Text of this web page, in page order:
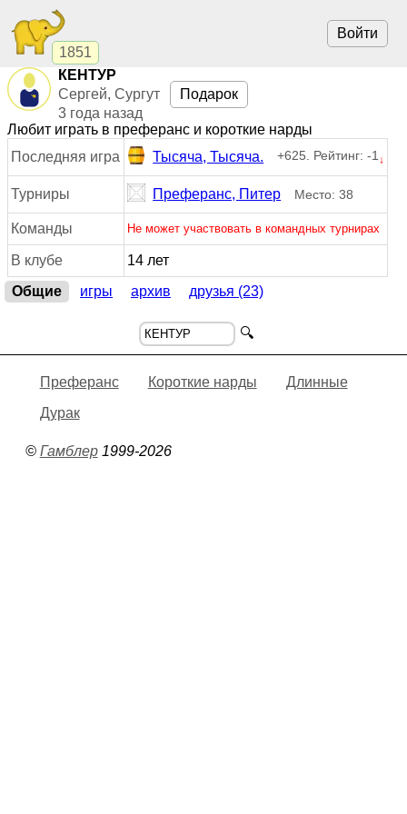
1851
Войти
КЕНТУР
Сергей, Сургут
3 года назад
Подарок
Любит играть в преферанс и короткие нарды
Последняя игра
Тысяча, Тысяча. +625. Рейтинг: -1↓
Турниры Преферанс, Питер Место: 38
Команды Не может участвовать в командных турнирах
В клубе
14 лет
Общие
игры архив друзья (23)
🔍
Преферанс Короткие нарды
Длинные
Дурак
© Гамблер1999-2026